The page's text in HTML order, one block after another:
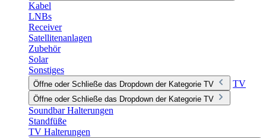
Kabel
LNBs
Receiver
Satellitenanlagen
Zubehör
Solar
Sonstiges
Öffne oder Schließe das Dropdown der Kategorie TV TV
Öffne oder Schließe das Dropdown der Kategorie TV
Soundbar Halterungen
Standfüße
TV Halterungen